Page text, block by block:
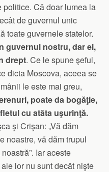
politice. Că doar lumea la
de guvernul unic
toate guvernele statelor.
guvernul nostru, dar ei,
drept. Ce le spune şeful,
dicta Moscova, aceea se
le este mai greu,
poate da bogăţie,
cu atâta uşurinţă.
şi Crişan: „Vă dăm
noastre, vă dăm trupul
Iar aceste
lor nu sunt decât nişte